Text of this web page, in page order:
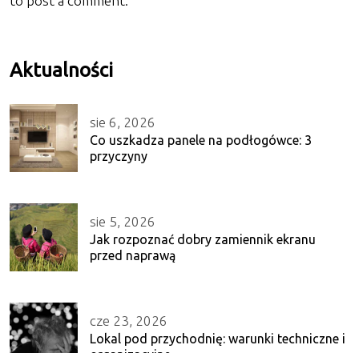
Aktualności
sie 6, 2026
Co uszkadza panele na podłogówce: 3
przyczyny
sie 5, 2026
Jak rozpoznać dobry zamiennik ekranu
przed naprawą
cze 23, 2026
Lokal pod przychodnię: warunki techniczne i